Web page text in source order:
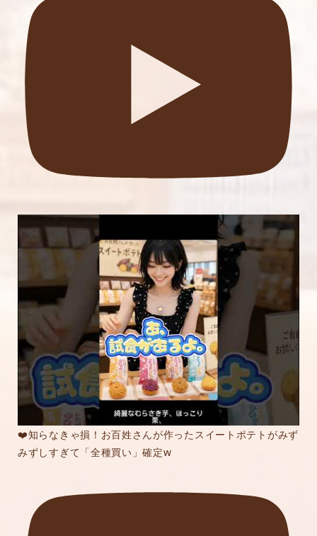
❤️知らなきゃ損！お百姓さんが作ったスイートポテトがみず
みずしすぎて「全種買い」確定w